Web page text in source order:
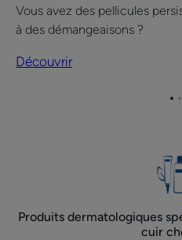
pellicules
ds
Vous avez des pellicules
à des démangeaisons ?
Découvrir
Produits dermatologiques
cuir